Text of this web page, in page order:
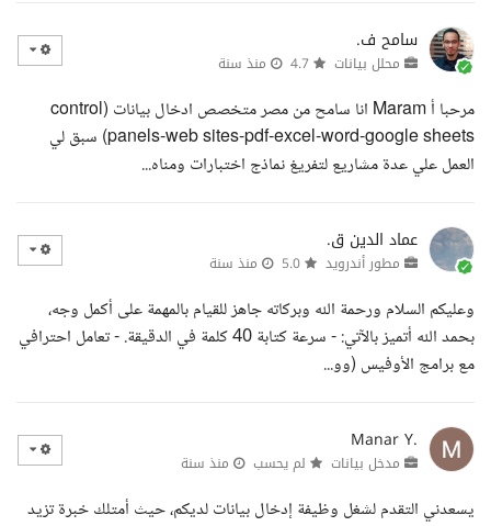
سامح ف.
محلل بيانات منذ سنة
مرحبا أ Maram انا سامح من مصر متخصص ادخال بيانات (control
panels-web sites-pdf-excel-word-google sheets) سبق لي
العمل علي عدة مشاريع لتفريغ نماذج اختبارات ومناه...
عماد الدين ق.
مطور أندرويد منذ سنة
وعليكم السلام ورحمة الله وبركاته جاهز للقيام بالمهمة على أكمل وجه،
بحمد الله أتميز بالآتي: - سرعة كتابة 40 كلمة في الدقيقة. - تعامل احترافي
مع برامج الأوفيس (وو...
Manar Y.
مدخل بيانات لم يحسب منذ سنة
يسعدني التقدم لشغل وظيفة إدخال بيانات لديكم، حيث أمتلك خبرة تزيد